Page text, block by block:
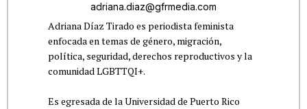
adriana.diaz@gfrmedia.com
Adriana Díaz Tirado es periodista feminista
enfocada en temas de género, migración,
política, seguridad, derechos reproductivos y la
comunidad LGBTTQI+.
Es egresada de la Universidad de Puerto Rico